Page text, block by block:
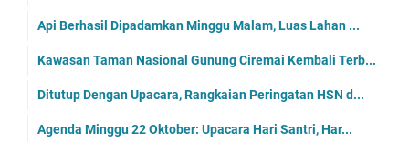
Api Berhasil Dipadamkan Minggu Malam, Luas Lahan ...
Kawasan Taman Nasional Gunung Ciremai Kembali Terb...
Ditutup Dengan Upacara, Rangkaian Peringatan HSN d...
Agenda Minggu 22 Oktober: Upacara Hari Santri, Har...